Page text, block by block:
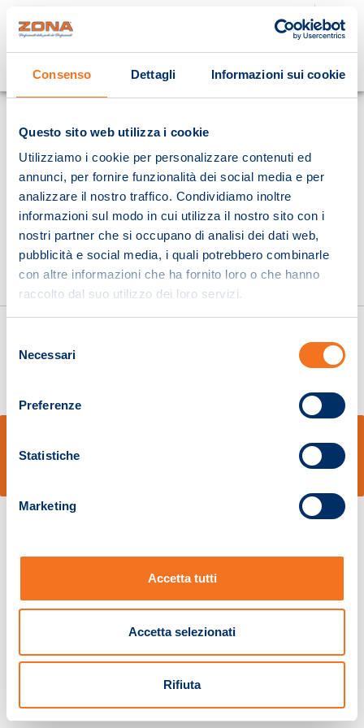
Consenso Dettagli Informazioni sui cookie
Questo sito web utilizza i cookie
Utilizziamo i cookie per personalizzare contenuti ed
annunci, per fornire funzionalità dei social media e per
analizzare il nostro traffico. Condividiamo inoltre
informazioni sul modo in cui utilizza il nostro sito con i
nostri partner che si occupano di analisi dei dati web,
pubblicità e social media, i quali potrebbero combinarle
con altre informazioni che ha fornito loro o che hanno
raccolto dal suo utilizzo dei loro servizi.
delNecessari
Preferenze
Statistiche
Marketing
Accetta tutti
Accetta selezionati
Rifiuta
Cosa stai cercando?
Pistoia 01680210505 – R.E.A. n.155974 - Cap.Soc. € 2.000.000,00 i.v. La
Società adotta il Codice Etico D.lgs. 231/01